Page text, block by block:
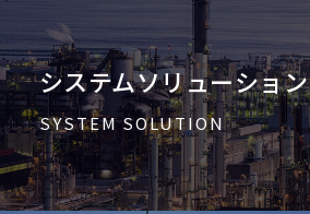
システムソリューション
SYSTEM SOLUTION